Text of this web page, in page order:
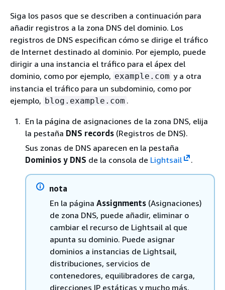
Siga los pasos que se describen a continuación para
añadir registros a la zona DNS del dominio. Los
registros de DNS especifican cómo se dirige el tráfico
de Internet destinado al dominio. Por ejemplo, puede
dirigir a una instancia el tráfico para el ápex del
dominio, como por ejemplo, example.com y a otra
instancia el tráfico para un subdominio, como por
ejemplo, blog.example.com .
En la página de asignaciones de la zona DNS, elija
la pestaña DNS records (Registros de DNS).
Sus zonas de DNS aparecen en la pestaña
Dominios y DNS de la consola de Lightsail .
nota
En la página Assignments (Asignaciones)
de zona DNS, puede añadir, eliminar o
cambiar el recurso de Lightsail al que
apunta su dominio. Puede asignar
dominios a instancias de Lightsail,
distribuciones, servicios de
contenedores, equilibradores de carga,
direcciones IP estáticas y mucho más.